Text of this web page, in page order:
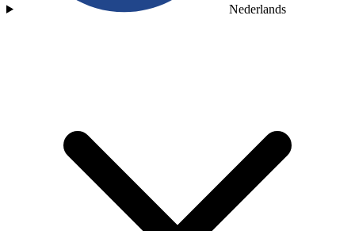
Nederlands